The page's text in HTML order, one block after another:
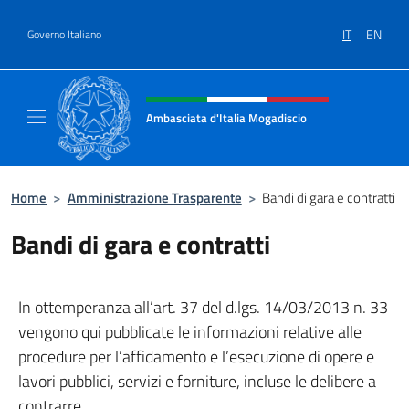
Governo Italiano IT EN
Intestazione sito, social e menù
Ambasciata d'Italia Mogadiscio
Home > Amministrazione Trasparente > Bandi di gara e contratti
Bandi di gara e contratti
In ottemperanza all’art. 37 del d.lgs. 14/03/2013 n. 33
vengono qui pubblicate le informazioni relative alle
procedure per l’affidamento e l’esecuzione di opere e
lavori pubblici, servizi e forniture, incluse le delibere a